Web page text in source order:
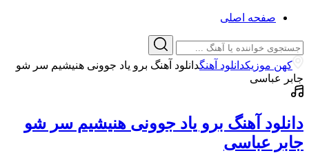
صفحه اصلی
کهن موزیکدانلود آهنگدانلود آهنگ برو یاد جوونی هنیشیم سر شو
جابر عباسی
دانلود آهنگ برو یاد جوونی هنیشیم سر شو
جابر عباسی